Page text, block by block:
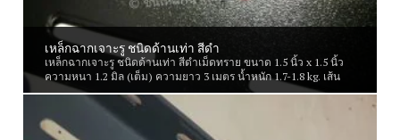
เหล็กฉากเจาะรู ชนิดด้านเท่า สีดำ
เหล็กฉากเจาะรู ชนิดด้านเท่า สีดำเม็ดทราย ขนาด 1.5 นิ้ว x 1.5 นิ้ว
ความหนา 1.2 มิล (เต็ม) ความยาว 3 เมตร น้ำหนัก 1.7-1.8 kg. เส้น